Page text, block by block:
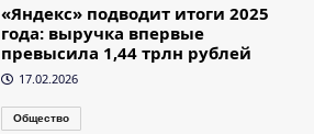
«Яндекс» подводит итоги 2025
года: выручка впервые
превысила 1,44 трлн рублей
17.02.2026
Общество